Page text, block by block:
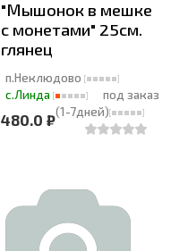
"Мышонок в мешке
с монетами" 25см.
глянец
п.Неклюдово
с.Линда
под заказ
(1-7дней)
480.0 ₽